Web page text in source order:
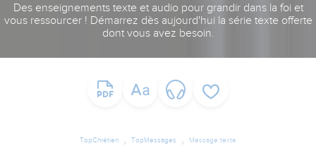
Des enseignements texte et audio pour grandir dans la foi et
vous ressourcer ! Démarrez dès aujourd'hui la série texte offerte
dont vous avez besoin.
TopChrétien TopMessages Message texte